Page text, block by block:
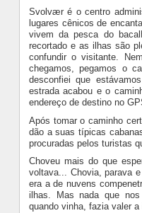
Svolvær é o centro
lugares cênicos de
vivem da pesca do
recortado e as ilhas são
confundir o visitante.
chegamos, pegamos o
desconfiei que
estrada acabou e o
endereço de destino no
Após tomar o caminho
dão a suas típicas
procuradas pelos turistas
Choveu mais do que
voltava... Chovia, parava
era a de nuvens
ilhas. Mas nada que
quando vinha, fazia valer